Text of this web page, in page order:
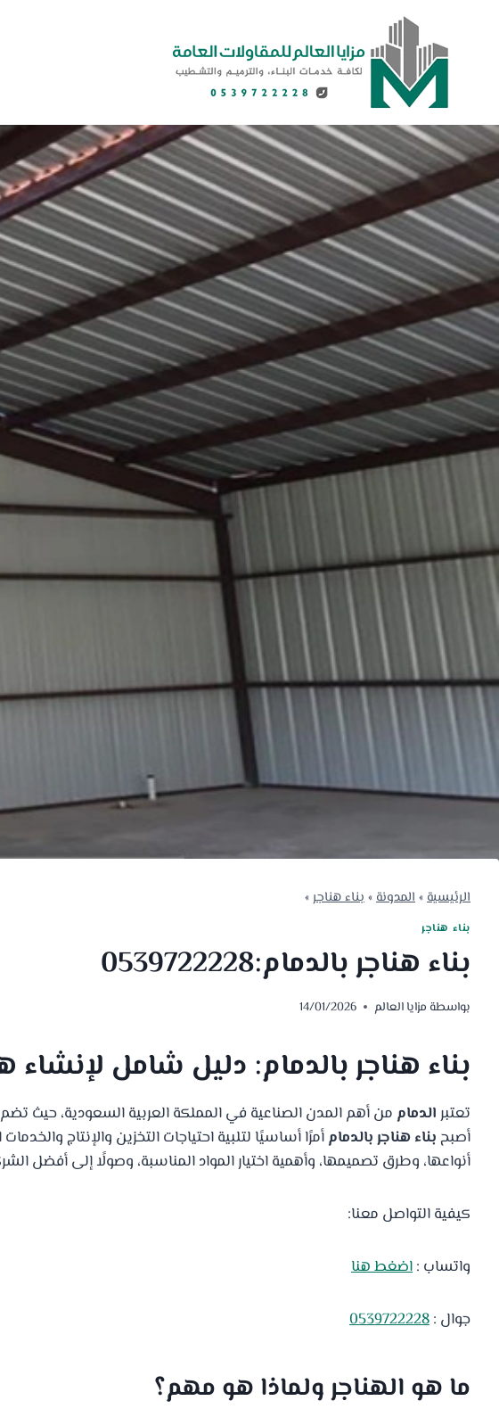
المحتوى
الرئيسية»المدونة»بناء هناجر»
بناء هناجر
بناء هناجر بالدمام:0539722228
بواسطة مزايا العالم 14/01/2026
بناء هناجر بالدمام: دليل شامل لإنشاء
تعتبر الدمام من أهم المدن الصناعية في المملكة العربية السعودية، حيث
أصبحبناء هناجر بالدمامأمرًا أساسيًا لتلبية احتياجات التخزين والإنتاج
أنواعها، وطرق تصميمها، وأهمية اختيار المواد المناسبة، وصولًا إلى أفضل
كيفية التواصل معنا:
واتساب :اضغط هنا
جوال :0539722228
ما هو الهناجر ولماذا هو مهم؟